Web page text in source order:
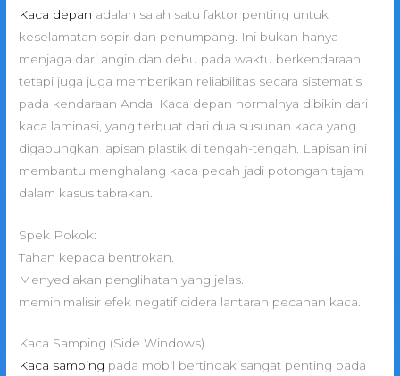
Kaca depan adalah salah satu faktor penting untuk
keselamatan sopir dan penumpang. Ini bukan hanya
menjaga dari angin dan debu pada waktu berkendaraan,
tetapi juga juga memberikan reliabilitas secara sistematis
pada kendaraan Anda. Kaca depan normalnya dibikin dari
kaca laminasi, yang terbuat dari dua susunan kaca yang
digabungkan lapisan plastik di tengah-tengah. Lapisan ini
membantu menghalang kaca pecah jadi potongan tajam
dalam kasus tabrakan.
Spek Pokok:
Tahan kepada bentrokan.
Menyediakan penglihatan yang jelas.
meminimalisir efek negatif cidera lantaran pecahan kaca.
Kaca Samping (Side Windows)
Kaca samping pada mobil bertindak sangat penting pada